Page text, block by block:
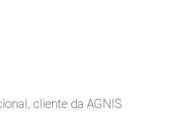
cliente da AGNIS